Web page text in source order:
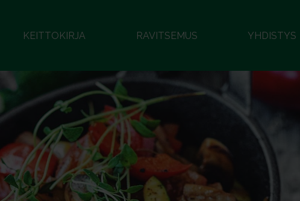
KEITTOKIRJA RAVITSEMUS YHDISTYS